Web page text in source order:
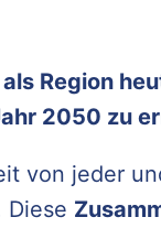
Region
2050 zu
von jeder
Diese